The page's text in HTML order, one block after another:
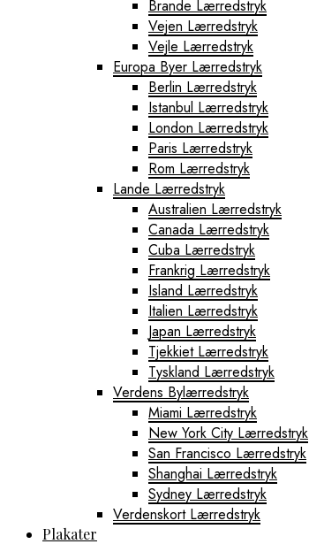
Brande Lærredstryk
Vejen Lærredstryk
Vejle Lærredstryk
Europa Byer Lærredstryk
Berlin Lærredstryk
Istanbul Lærredstryk
London Lærredstryk
Paris Lærredstryk
Rom Lærredstryk
Lande Lærredstryk
Australien Lærredstryk
Canada Lærredstryk
Cuba Lærredstryk
Frankrig Lærredstryk
Island Lærredstryk
Italien Lærredstryk
Japan Lærredstryk
Tjekkiet Lærredstryk
Tyskland Lærredstryk
Verdens Bylærredstryk
Miami Lærredstryk
New York City Lærredstryk
San Francisco Lærredstryk
Shanghai Lærredstryk
Sydney Lærredstryk
Verdenskort Lærredstryk
Plakater